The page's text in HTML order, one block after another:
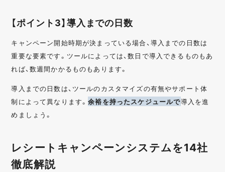
【ポイント3】導入までの日数
キャンペーン開始時期が決まっている場合、導入までの日数は
重要な要素です。ツールによっては、数日で導入できるものもあ
れば、数週間かかるものもあります。
導入までの日数は、ツールのカスタマイズの有無やサポート体
制によって異なります。余裕を持ったスケジュールで導入を進
めましょう。
レシートキャンペーンシステムを14社
徹底解説